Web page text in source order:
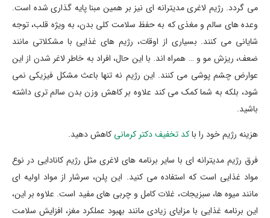
می گردد. رژیم لاغری مدیترانه ای نیز بر همین مبنا پایه گذاری شده است.
وعده های سالم و مغذی که به حفظ سلامت کلی بدن، به ویژه قلب، توجه
شایانی می کنند. بسیاری از اوقات، رژیم های غذایی با مشکلاتی مانند
ضعف، ریزش مو و … همراه اند. با این حال، افراد به خاطر لاغر شدن از این
عوارض چشم پوشی می کنند. این رژیم نه تنها باعث مشکل فیزیکی نمی
شود، بلکه به شما کمک می کند علاوه بر کاهش وزن بدن سالم تری داشته
باشید.
هزینه رژیم خود را باکد تخفیف دکتر کرمانی کاهش دهید.
فرق رژیم مدیترانه ای با سایر برنامه های لاغری مثل رژیم کانادایی در نوع
مواد غذایی است که استفاده می کنید. این پلن، سرشار از مواد اولیه ای
مانند میوه ها، سبزیجات، غلات کامل و چربی های مفید است. علاوه بر این،
این برنامه غذایی با مزایای زیادی مانند بهبود عملکرد مغز، افزایش سلامت